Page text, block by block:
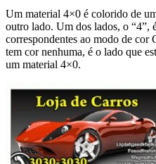
Um material 4×0 é colorido de
outro lado. Um dos lados, o “4”,
correspondentes ao modo de
tem cor nenhuma, é o lado que
um material 4×0.